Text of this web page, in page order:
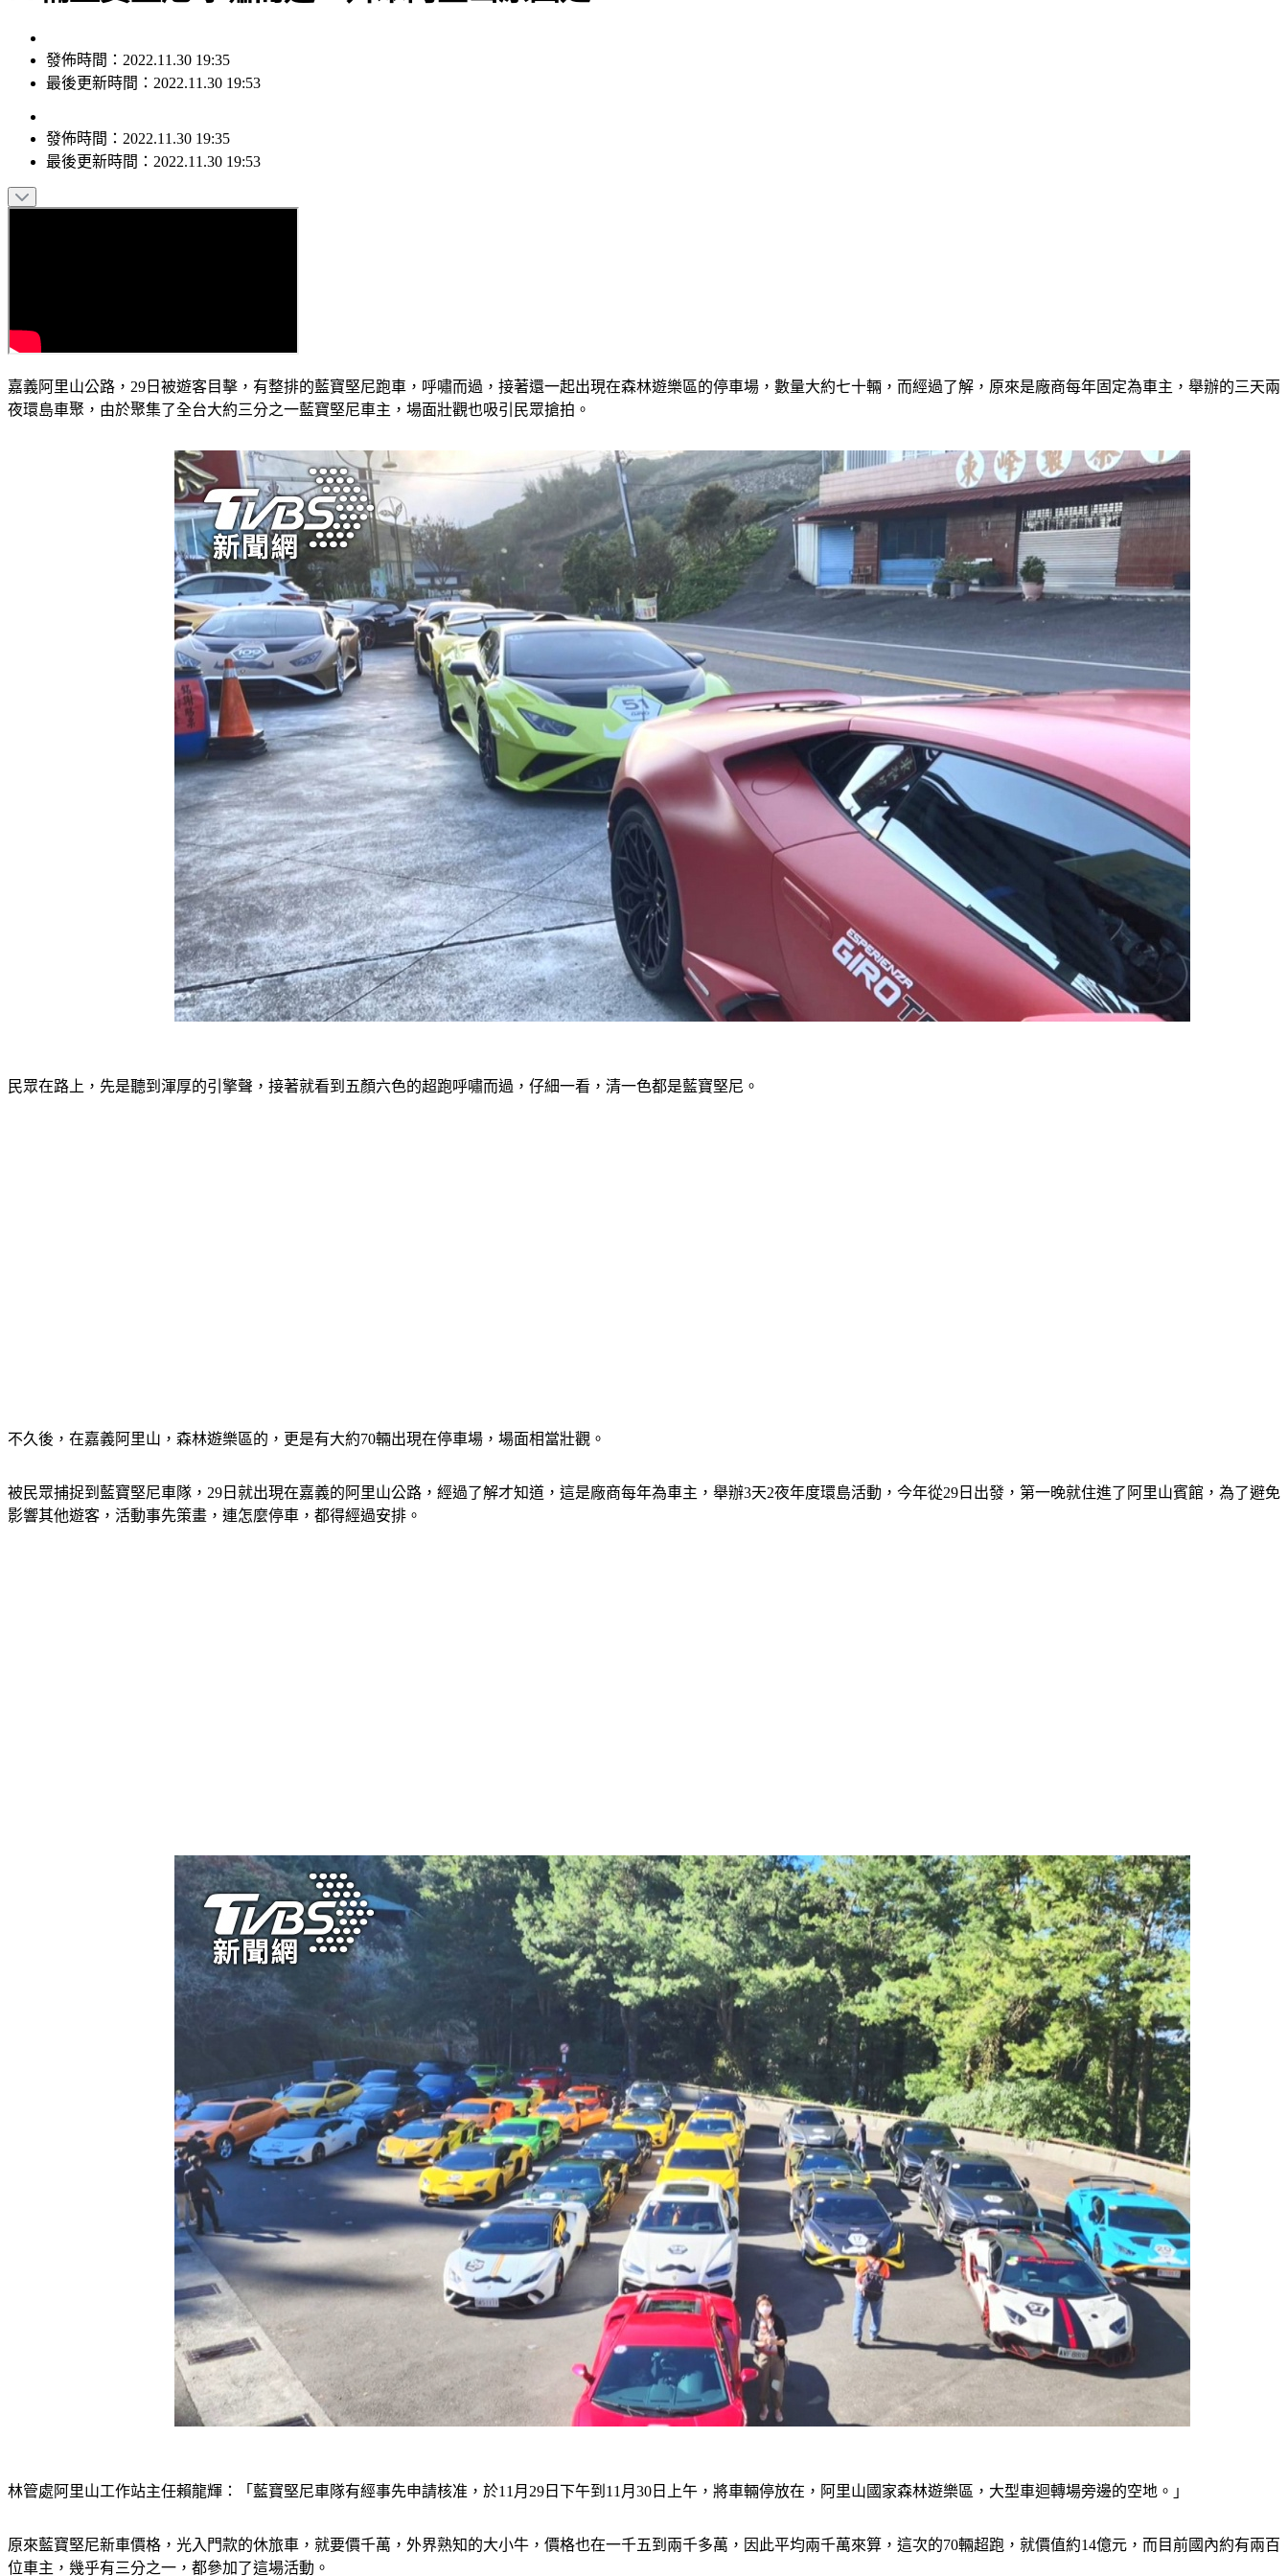
發佈時間：2022.11.30 19:35
最後更新時間：2022.11.30 19:53
發佈時間： 2022.11.30 19:35
最後更新時間： 2022.11.30 19:53
嘉義阿里山公路，29日被遊客目擊，有整排的藍寶堅尼跑車，呼嘯而過，接著還一起出現在森林遊樂區的停車場，數量大約七十輛，而經過了解，原來是廠商每年固定為車主，舉辦的三天兩
夜環島車聚，由於聚集了全台大約三分之一藍寶堅尼車主，場面壯觀也吸引民眾搶拍。
民眾在路上，先是聽到渾厚的引擎聲，接著就看到五顏六色的超跑呼嘯而過，仔細一看，清一色都是藍寶堅尼。
不久後，在嘉義阿里山，森林遊樂區的，更是有大約70輛出現在停車場，場面相當壯觀。
被民眾捕捉到藍寶堅尼車隊，29日就出現在嘉義的阿里山公路，經過了解才知道，這是廠商每年為車主，舉辦3天2夜年度環島活動，今年從29日出發，第一晚就住進了阿里山賓館，為了避免
影響其他遊客，活動事先策畫，連怎麼停車，都得經過安排。
林管處阿里山工作站主任賴龍輝：「藍寶堅尼車隊有經事先申請核准，於11月29日下午到11月30日上午，將車輛停放在，阿里山國家森林遊樂區，大型車迴轉場旁邊的空地。」
原來藍寶堅尼新車價格，光入門款的休旅車，就要價千萬，外界熟知的大小牛，價格也在一千五到兩千多萬，因此平均兩千萬來算，這次的70輛超跑，就價值約14億元，而目前國內約有兩百
位車主，幾乎有三分之一，都參加了這場活動。